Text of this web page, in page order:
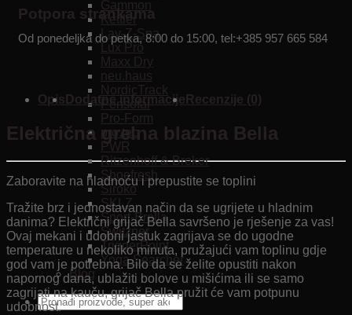
Gammon
Kettler
Lay-Z-Spa
Lux Pro
Maxx Dry
neu.haus
NordicTrack
Pensofal
Pro-Form
pro.tec
PWR
Ritzenhoff & Breker
Shoefresh
Siroko
SKLZ
Sport-Brella
Switzner
TriggerPoint
Yoga Searcher
Blog
Pretraži:
Potpora strankama
Od ponedeljka do petka, 8:00 do 15:00, tel:+385 957 665 584
Opis Dodatne informacije Recenzije (0)
Električna grelna blazina Bella
Zaboravite na hladnoću i prepustite se toplini
Tražite brz i jednostavan način da se ugrijete u hladnim
danima? Električni grijač Bella savršeno je rješenje za vas!
Ovaj mekani i udobni jastuk zagrijava se do ugodne
temperature u nekoliko minuta, pružajući vam toplinu gdje
god vam je potrebna. Bilo da se želite opustiti nakon
napornog dana, ublažiti bolove u mišićima ili se samo
zagrijati na kauču, grijač Bella pružit će vam potpunu
udobnost.